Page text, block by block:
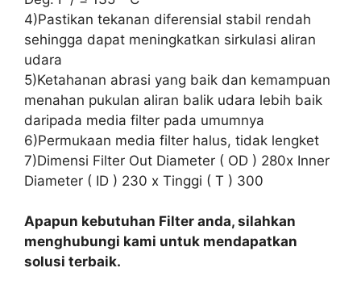
4)Pastikan tekanan diferensial stabil rendah
sehingga dapat meningkatkan sirkulasi aliran
udara
5)Ketahanan abrasi yang baik dan kemampuan
menahan pukulan aliran balik udara lebih baik
daripada media filter pada umumnya
6)Permukaan media filter halus, tidak lengket
7)Dimensi Filter Out Diameter ( OD ) 280x Inner
Diameter ( ID ) 230 x Tinggi ( T ) 300
Apapun kebutuhan Filter anda, silahkan
menghubungi kami untuk mendapatkan
solusi terbaik.